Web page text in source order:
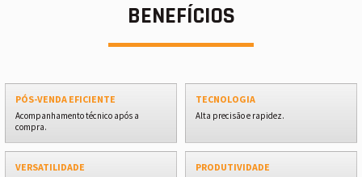
BENEFÍCIOS
PÓS-VENDA EFICIENTE
Acompanhamento técnico após a
compra.
TECNOLOGIA
Alta precisão e rapidez.
VERSATILIDADE PRODUTIVIDADE